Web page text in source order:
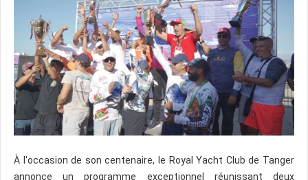
À l'occasion de son centenaire, le Royal Yacht Club de Tanger
annonce un programme exceptionnel réunissant deux